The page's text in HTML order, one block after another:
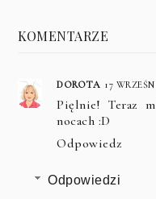
KOMENTARZE
DOROTA 17
Pięlnie! Teraz
nocach :D
Odpowiedz
Odpowiedzi